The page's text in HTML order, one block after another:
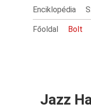
Enciklopédia
Főoldal Bolt
Jazz